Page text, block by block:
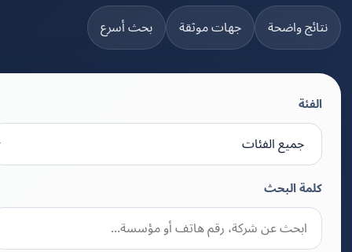
واضحة جهات موثقة بحث أسرع
كلمة البحث